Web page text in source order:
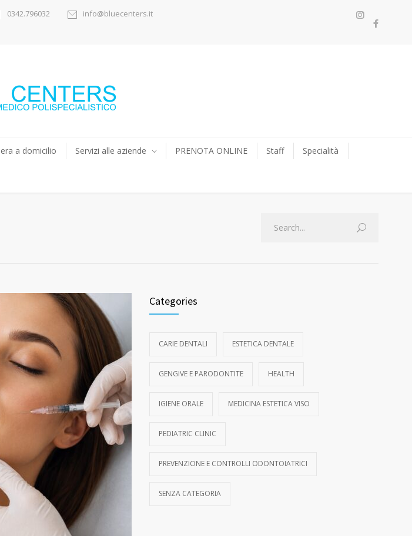
0342.796032 info@bluecenters.it
a domicilio Servizi alle aziende PRENOTA ONLINE Staff Specialità
Categories
CARIE DENTALI ESTETICA DENTALE
GENGIVE E PARODONTITE HEALTH
IGIENE ORALE MEDICINA ESTETICA VISO
PEDIATRIC CLINIC
PREVENZIONE E CONTROLLI ODONTOIATRICI
SENZA CATEGORIA